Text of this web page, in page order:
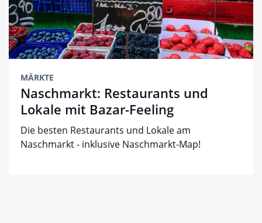
MÄRKTE
Naschmarkt: Restaurants und
Lokale mit Bazar-Feeling
Die besten Restaurants und Lokale am
Naschmarkt - inklusive Naschmarkt-Map!